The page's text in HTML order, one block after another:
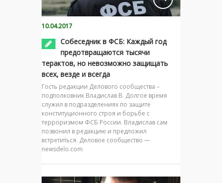
10.04.2017
Собеседник в ФСБ: Каждый год
предотвращаются тысячи
терактов, но невозможно защищать
всех, везде и всегда
Гость редакции Делового сообщества –
подполковник Владислав В. Долгое время
служил в подразделениях по защите
конституционного строя и борьбе с
терроризмом ФСБ России. Владислав сам
позвонил в редакцию и предложил
встретиться. Деловое сообщество —
newsdelo.com